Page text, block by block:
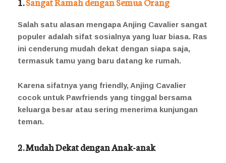
Salah satu alasan mengapa Anjing Cavalier sangat
populer adalah sifat sosialnya yang luar biasa. Ras
ini cenderung mudah dekat dengan siapa saja,
termasuk tamu yang baru datang ke rumah.
Karena sifatnya yang friendly, Anjing Cavalier
cocok untuk Pawfriends yang tinggal bersama
keluarga besar atau sering menerima kunjungan
teman.
2. Mudah Dekat dengan Anak-anak